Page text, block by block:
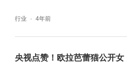
行业 4年前
央视点赞！欧拉芭蕾猫公开女